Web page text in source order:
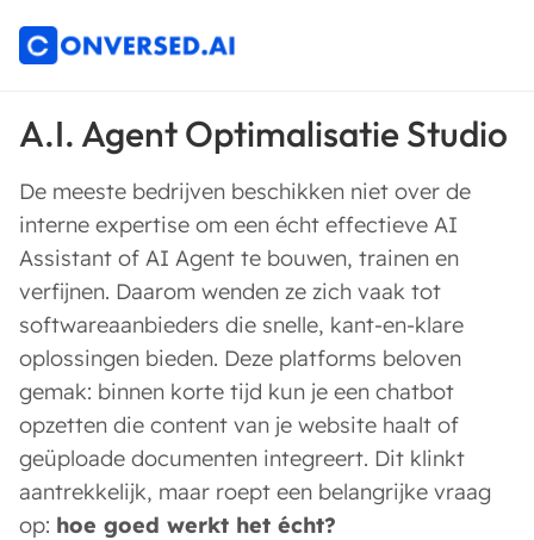
A.I. Agent Optimalisatie Studio
De meeste bedrijven beschikken niet over de
interne expertise om een écht effectieve AI
Assistant of AI Agent te bouwen, trainen en
verfijnen. Daarom wenden ze zich vaak tot
softwareaanbieders die snelle, kant-en-klare
oplossingen bieden. Deze platforms beloven
gemak: binnen korte tijd kun je een chatbot
opzetten die content van je website haalt of
geüploade documenten integreert. Dit klinkt
aantrekkelijk, maar roept een belangrijke vraag
op: hoe goed werkt het écht?